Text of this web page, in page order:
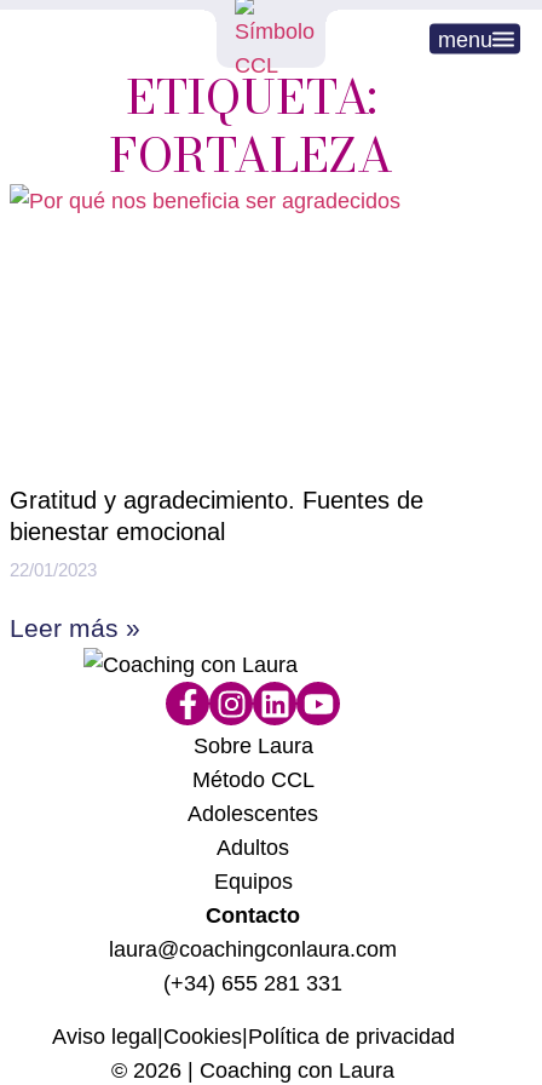
menu
ETIQUETA:
FORTALEZA
Gratitud y agradecimiento. Fuentes de
bienestar emocional
22/01/2023
Leer más »
Sobre Laura
Método CCL
Adolescentes
Adultos
Equipos
Contacto
laura@coachingconlaura.com
(+34) 655 281 331
© 2026 | Coaching con Laura
Aviso legal Cookies| Política de privacidad